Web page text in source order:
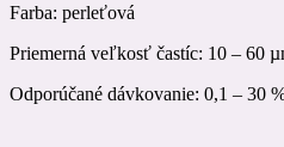
Farba: perleťová
Priemerná veľkosť častíc: 10 – 60
Odporúčané dávkovanie: 0,1 – 30